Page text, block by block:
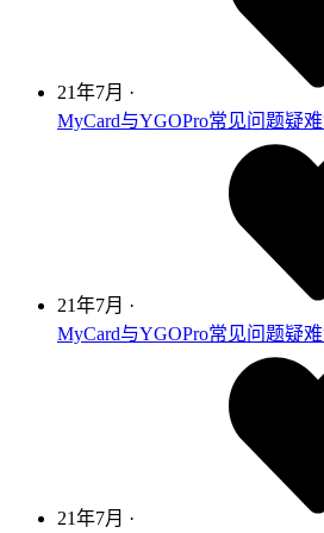
21年7月 ·
MyCard与YGOPro常见问题疑
21年7月 ·
MyCard与YGOPro常见问题疑
21年7月 ·